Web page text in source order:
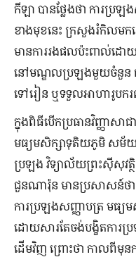
កីឡា បានថ្លែងថា ការប្រ
ខាងមុខនេះ ក្រសួងរំកិលម
មានការរងផលប៉ះពាល់ដោ
នៅមណ្ឌលប្រឡងមួយចំនួន
ទៅរៀន ឬទទួលអាហារូបក
ក្នុងពិធីបើកប្រធានវិញ្ញាសា
មធ្យមសិក្សាទុតិយភូមិ ស
ប្រឡង វិទ្យាល័យព្រះស៊ីសុវត្
ជួនណារ៉ុន មានប្រសាសន៍
ការប្រឡងសញ្ញាបត្រ មធ្
ដោយសារតែចង់បង្ខិតការប្
ដើមវិញ ព្រោះថា កាលពីមុ